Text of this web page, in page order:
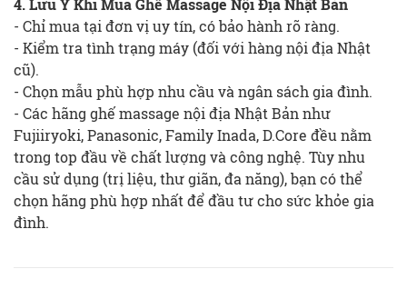
- Chỉ mua tại đơn vị uy tín, có bảo hành rõ ràng.
- Kiểm tra tình trạng máy (đối với hàng nội địa Nhật
cũ).
- Chọn mẫu phù hợp nhu cầu và ngân sách gia đình.
- Các hãng ghế massage nội địa Nhật Bản như
Fujiiryoki, Panasonic, Family Inada, D.Core đều nằm
trong top đầu về chất lượng và công nghệ. Tùy nhu
cầu sử dụng (trị liệu, thư giãn, đa năng), bạn có thể
chọn hãng phù hợp nhất để đầu tư cho sức khỏe gia
đình.